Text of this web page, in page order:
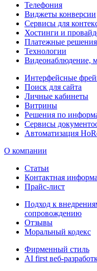
Телефония
Виджеты конверсии
Сервисы для
Хостинги и
Платежные решения
Технологии
Видеонаблюдение,
Интерфейсные
Поиск для сайта
Личные кабинеты
Витрины
Решения по
Сервисы
Автоматизация
О компании
Статьи
Контактная
Прайс-лист
Подход к
сопровождению
Отзывы
Моральный кодекс
Фирменный стиль
AI first веб-